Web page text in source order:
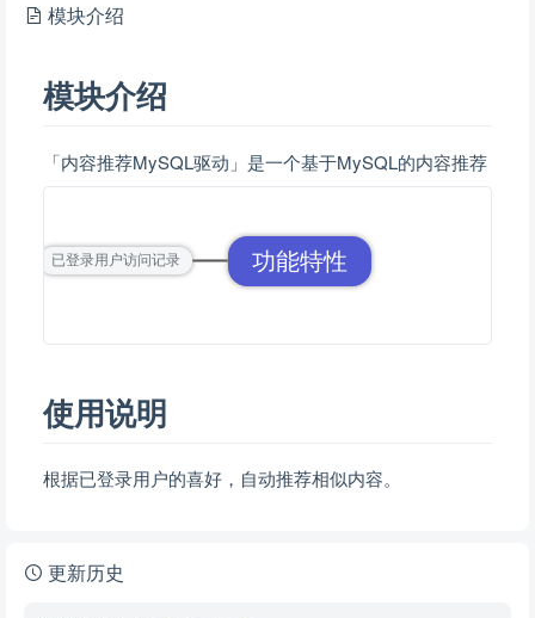
模块介绍
模块介绍
「内容推荐MySQL驱动」是一个基于MySQL的内容推荐
功能特性
已登录用户访问记录
使用说明
根据已登录用户的喜好，自动推荐相似内容。
更新历史